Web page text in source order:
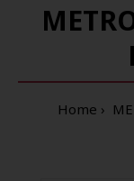
Home